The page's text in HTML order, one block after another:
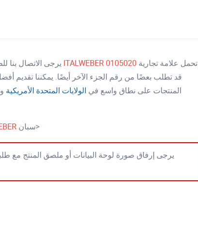
ITALWEBER تحمل علامة تجارية 0105020
قد تطلب بعضًا من رقم الجزء الآخر أيضًا. يمكننا تقديم
المنتجات على نطاق واسع في الولايات المتحدة الأمريكية
سبان>
يرجى إرفاق صورة لوحة البيانات أو ملصق المنتج مع